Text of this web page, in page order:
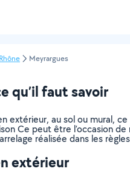
Meyrargues
qu’il faut savoir
extérieur, au sol ou mural,
Ce peut être l’occasion
réalisée dans les
extérieur